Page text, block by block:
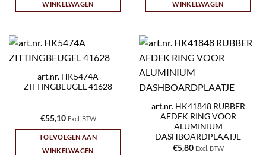
WINKELWAGEN
WINKELWAGEN
art.nr. HK5474A
ZITTINGBEUGEL 41628
€55,10 Excl. BTW
TOEVOEGEN AAN
WINKELWAGEN
art.nr. HK41848 RUBBER
AFDEK RING VOOR
ALUMINIUM
DASHBOARDPLAATJE
€5,80 Excl. BTW